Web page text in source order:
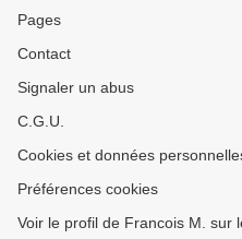
Pages
Contact
Signaler un abus
C.G.U.
Cookies et données
Préférences cookies
Voir le profil de Francois M. sur